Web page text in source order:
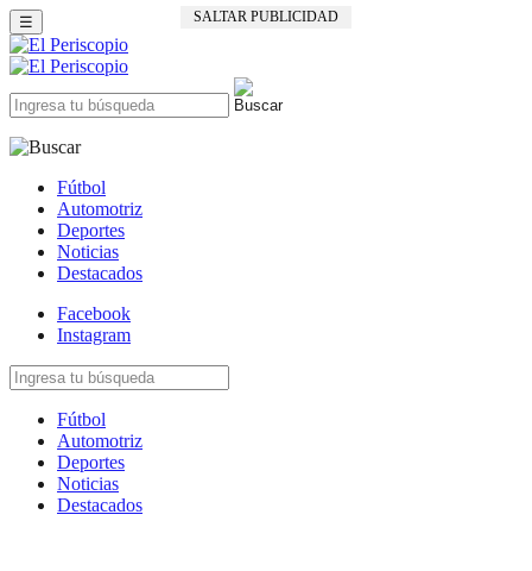
SALTAR PUBLICIDAD
☰
Fútbol
Automotriz
Deportes
Noticias
Destacados
Facebook
Instagram
Fútbol
Automotriz
Deportes
Noticias
Destacados